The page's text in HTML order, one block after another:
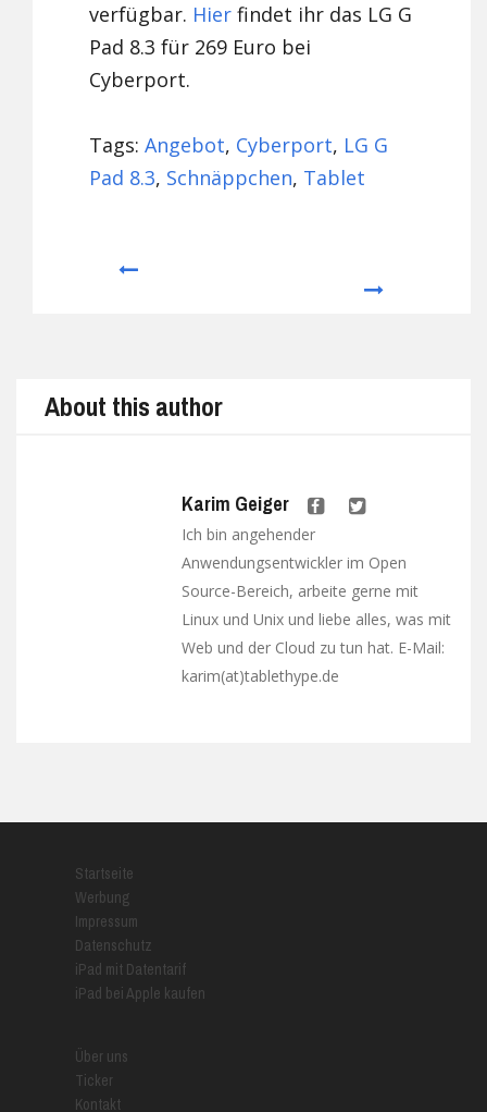
verfügbar. Hier findet ihr das LG G
Pad 8.3 für 269 Euro bei
Cyberport.
Tags:Angebot, Cyberport, LG G
Pad 8.3, Schnäppchen, Tablet
About this author
Karim Geiger
Ich bin angehender
Anwendungsentwickler im Open
Source-Bereich, arbeite gerne mit
Linux und Unix und liebe alles, was mit
Web und der Cloud zu tun hat. E-Mail:
karim(at)tablethype.de
Startseite
Werbung
Impressum
Datenschutz
iPad mit Datentarif
iPad bei Apple kaufen
Über uns
Ticker
Kontakt